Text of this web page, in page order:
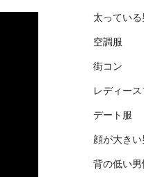
太ってい
空調服
街コン
レディー
デート服
顔が大き
背の低い男